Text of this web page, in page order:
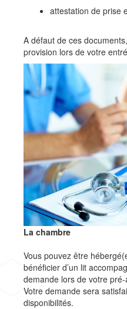
attestation de prise
A défaut de ces
provision lors de votre
La chambre
Vous pouvez être
bénéficier d’un lit
demande lors de votre
Votre demande sera
disponibilités.